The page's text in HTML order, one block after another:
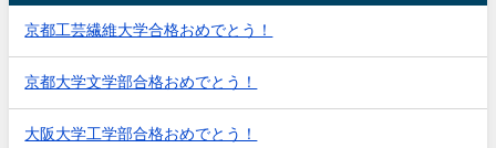
京都工芸繊維大学合格おめでとう！
京都大学文学部合格おめでとう！
大阪大学工学部合格おめでとう！